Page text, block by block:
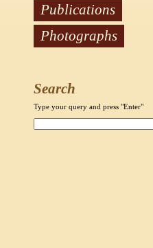
Publications
Photographs
Search
Type your query and press "Enter"